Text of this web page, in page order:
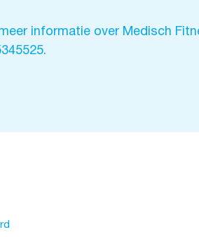
informatie over Medisch